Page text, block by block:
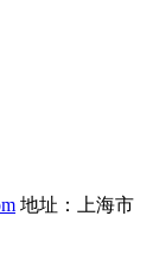
地址：上海市